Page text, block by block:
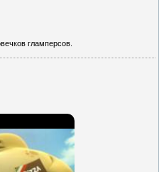
гламперсов.